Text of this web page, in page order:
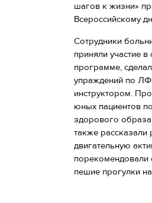
шагов к жизни»
Всероссийскому
Сотрудники
приняли участие
программе,
упраждений по
инструктором.
юных пациентов
здорового
также рассказали
двигательную
порекомендовали
пешие прогулки